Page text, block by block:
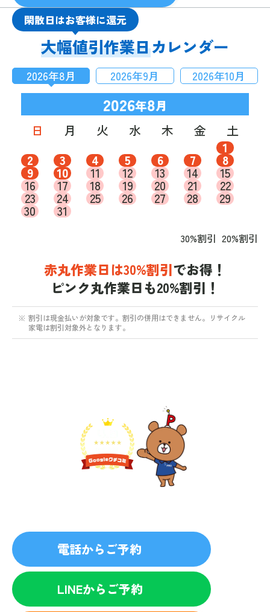
閑散日はお客様に還元
大幅値引作業日カレンダー
2026年8月 2026年9月 2026年10月
2026年8月
日
月 火 水 木 金
土
1
2 3 4 5 6 7 8
9 10 11 12 13 14 15
16 17 18 19 20 21 22
23 24 25 26 27 28 29
30 31
30%割引 20%割引
赤丸作業日は30%割引でお得！
ピンク丸作業日も20%割引！
※ 割引は現金払いが対象です。割引の併用はできません。リサイクル
家電は割引対象外となります。
電話からご予約
LINEからご予約